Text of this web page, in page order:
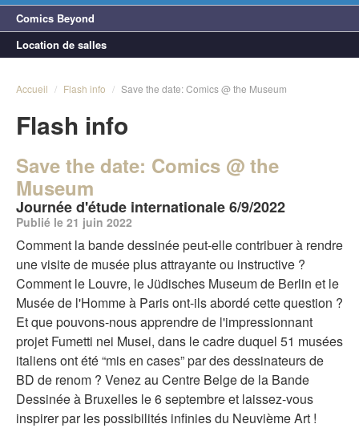
Comics Beyond
Location de salles
Accueil / Flash info / Save the date: Comics @ the Museum
Flash info
Save the date: Comics @ the
Museum
Journée d'étude internationale 6/9/2022
Publié le 21 juin 2022
Comment la bande dessinée peut-elle contribuer à rendre
une visite de musée plus attrayante ou instructive ?
Comment le Louvre, le Jüdisches Museum de Berlin et le
Musée de l'Homme à Paris ont-ils abordé cette question ?
Et que pouvons-nous apprendre de l'impressionnant
projet Fumetti nei Musei, dans le cadre duquel 51 musées
italiens ont été “mis en cases” par des dessinateurs de
BD de renom ? Venez au Centre Belge de la Bande
Dessinée à Bruxelles le 6 septembre et laissez-vous
inspirer par les possibilités infinies du Neuvième Art !